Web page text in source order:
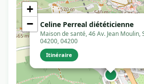
Celine Perreal diététicienne
Maison de santé, 46 Av. Jean Moulin,
04200, 04200
Itinéraire
+
−